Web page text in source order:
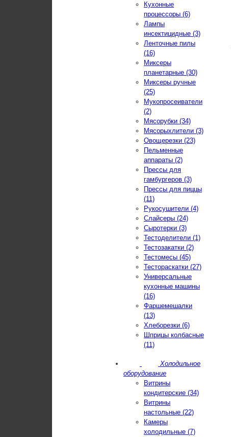
Кухонные
процессоры (6)
Лампы
инсектицидные (3)
Ленточные пилы
(16)
Миксеры
планетарные (30)
Миксеры ручные
(25)
Мукопросеиватели
(2)
Мясорубки (34)
Мясорыхлители (3)
Овощерезки (23)
Пельменные
аппараты (2)
Прессы для
гамбургеров (3)
Прессы для пиццы
(11)
Рукосушители (4)
Слайсеры (24)
Сыротерки (3)
Тестоделители (1)
Тестозакатки (2)
Тестомесы (45)
Тестораскатки (27)
Универсальные
кухонные машины
(16)
Фаршемешалки
(13)
Хлеборезки (6)
Шприцы колбасные
(11)
Холодильное
оборудование
Витрины
кондитерские (34)
Витрины
настольные (22)
Камеры
холодильные (7)